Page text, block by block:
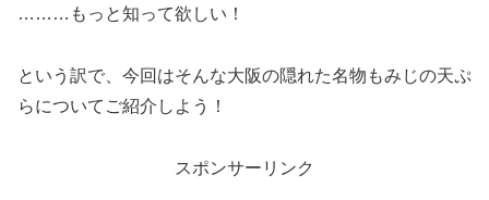
………もっと知って欲しい！
という訳で、今回はそんな大阪の隠れた名物もみじの天ぷ
らについてご紹介しよう！
スポンサーリンク